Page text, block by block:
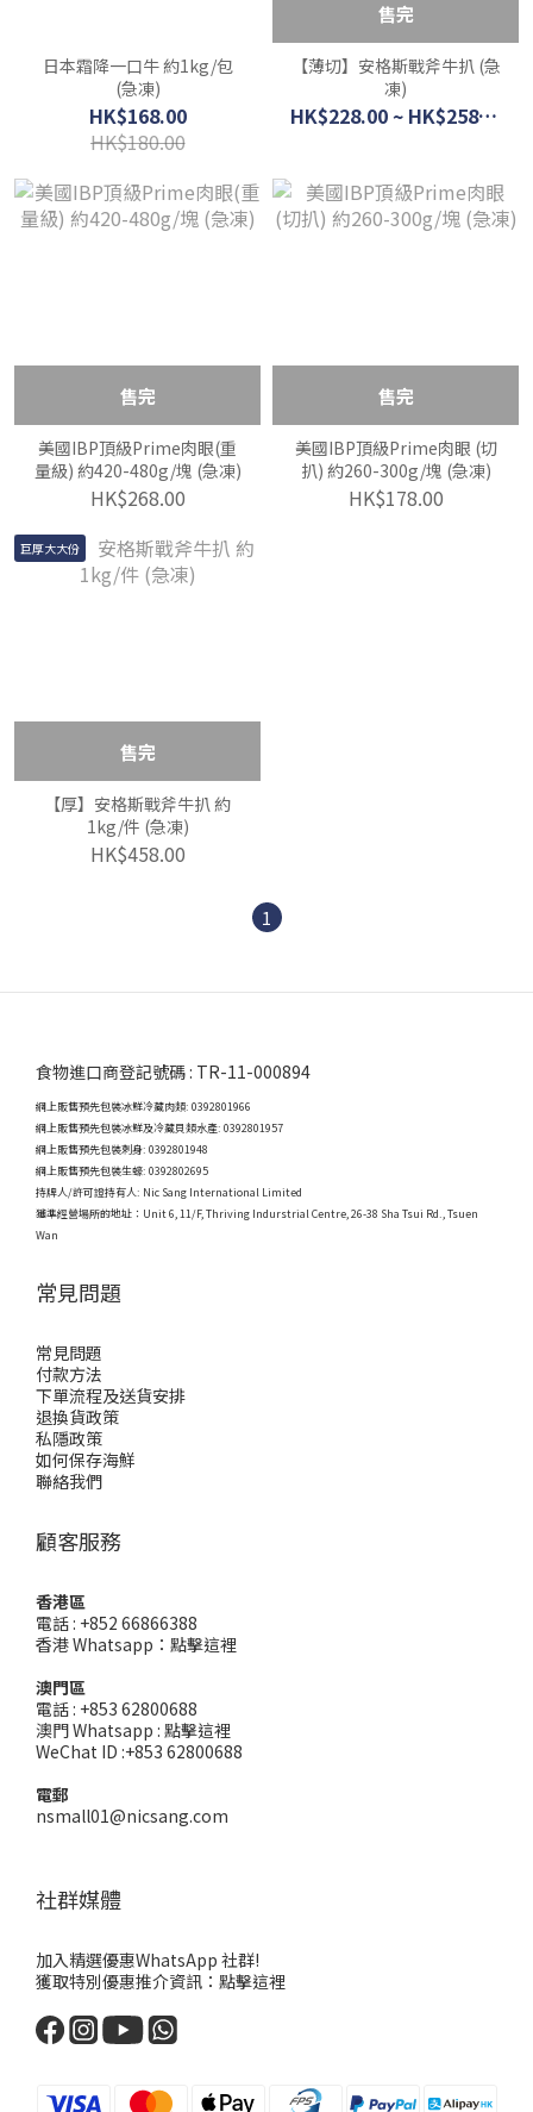
日本霜降一口牛 約1kg/包
(急凍)
HK$168.00
HK$180.00
售完
【薄切】安格斯戰斧牛扒 (急
凍)
HK$228.00 ~ HK$258.00
售完
美國IBP頂級Prime肉眼(重
量級) 約420-480g/塊 (急凍)
HK$268.00
售完
美國IBP頂級Prime肉眼 (切
扒) 約260-300g/塊 (急凍)
HK$178.00
巨厚大大份
售完
【厚】安格斯戰斧牛扒 約
1kg/件 (急凍)
HK$458.00
1
食物進口商登記號碼 : TR-11-000894
網上販售預先包裝冰鮮冷藏肉類: 0392801966
網上販售預先包裝冰鮮及冷藏貝類水產: 0392801957
網上販售預先包裝刺身: 0392801948
網上販售預先包裝生蠔: 0392802695
持牌人/許可證持有人: Nic Sang International Limited
獲準經營場所的地址： Unit 6, 11/F, Thriving Indurstrial Centre, 26-38 Sha Tsui Rd., Tsuen
Wan
常見問題
常見問題
付款方法
下單流程及送貨安排
退換貨政策
私隱政策
如何保存海鮮
聯絡我們
顧客服務
香港區
電話 : +852 66866388
香港 Whatsapp： 點擊這裡
澳門區
電話 : +853 62800688
澳門 Whatsapp : 點擊這裡
WeChat ID :+853 62800688
電郵
nsmall01@nicsang.com
社群媒體
加入精選優惠WhatsApp 社群!
獲取特別優惠推介資訊： 點擊這裡